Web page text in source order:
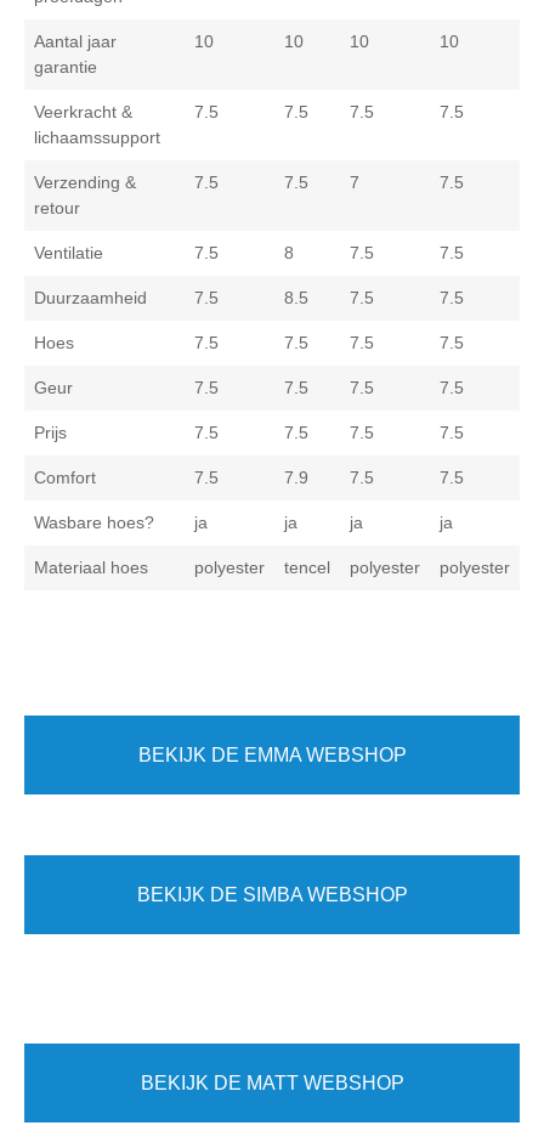
Aantal jaar
garantie
10 10 10 10
Veerkracht &
lichaamssupport
7.5 7.5 7.5 7.5
Verzending &
retour
7.5 7.5 7 7.5
Ventilatie 7.5 8 7.5 7.5
Duurzaamheid 7.5 8.5 7.5 7.5
Hoes 7.5 7.5 7.5 7.5
Geur 7.5 7.5 7.5 7.5
Prijs 7.5 7.5 7.5 7.5
Comfort 7.5 7.9 7.5 7.5
Wasbare hoes? ja ja ja ja
Materiaal hoes polyester tencel polyester polyester
BEKIJK DE EMMA WEBSHOP
BEKIJK DE SIMBA WEBSHOP
BEKIJK DE MATT WEBSHOP